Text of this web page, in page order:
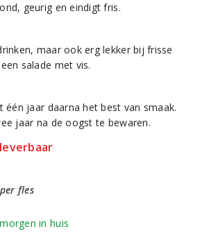
geurig en eindigt fris.
maar ook erg lekker bij frisse
salade met vis.
jaar daarna het best van smaak.
jaar na de oogst te bewaren.
fles
in huis